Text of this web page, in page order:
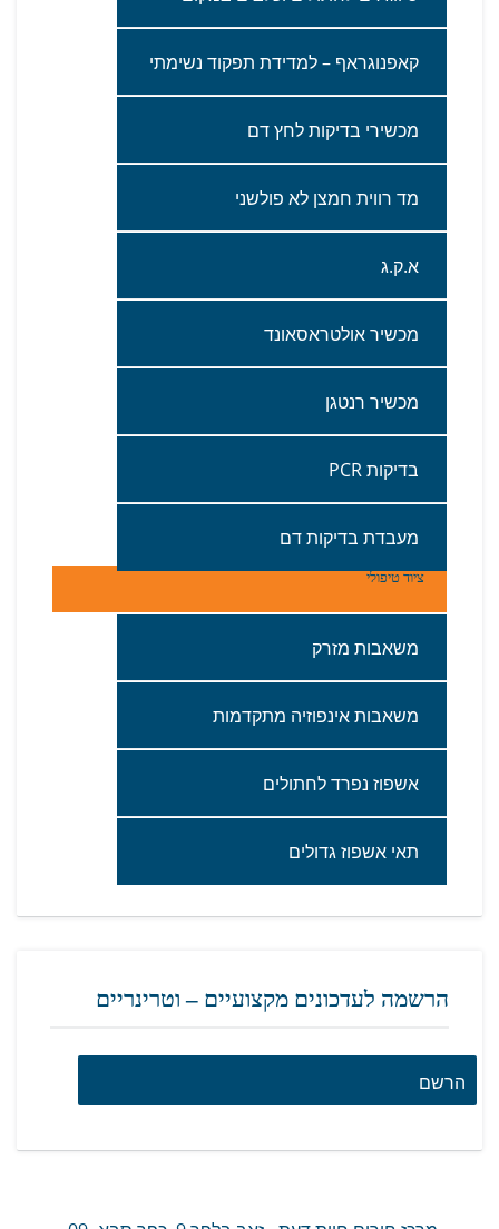
קאפנוגראף‭ – ‬למדידת‭ ‬תפקוד‭ ‬נשימתי
‬מכשירי‭ ‬בדיקות‭ ‬לחץ‭ ‬דם‭ ‬
מד‭ ‬רווית‭ ‬חמצן‭ ‬לא‭ ‬פולשני‭ ‬
א‭.‬ק‭.‬ג
מכשיר‭ ‬אולטראסאונד
מכשיר‭ ‬רנטגן
בדיקות ‭ ‬ PCR
מעבדת‭ ‬בדיקות‭ ‬דם
ציוד טיפולי
משאבות‭ ‬מזרק
משאבות‭ ‬אינפוזיה‭ ‬מתקדמות
אשפוז‭ ‬נפרד‭ ‬לחתולים
תאי‭ ‬אשפוז‭ ‬גדולים‬
הרשמה לעדכונים מקצועיים – וטרינריים